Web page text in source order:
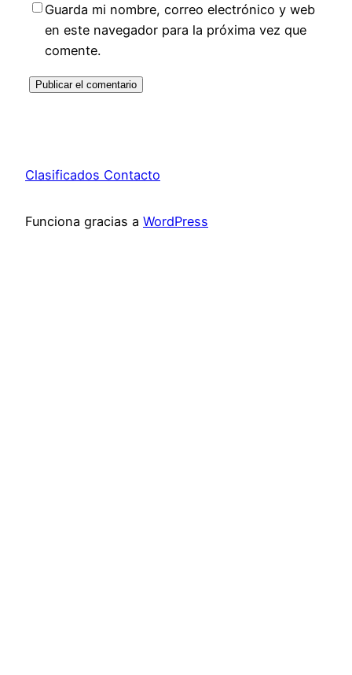
Guarda mi nombre, correo electrónico y web
en este navegador para la próxima vez que
comente.
Clasificados Contacto
Funciona gracias a WordPress